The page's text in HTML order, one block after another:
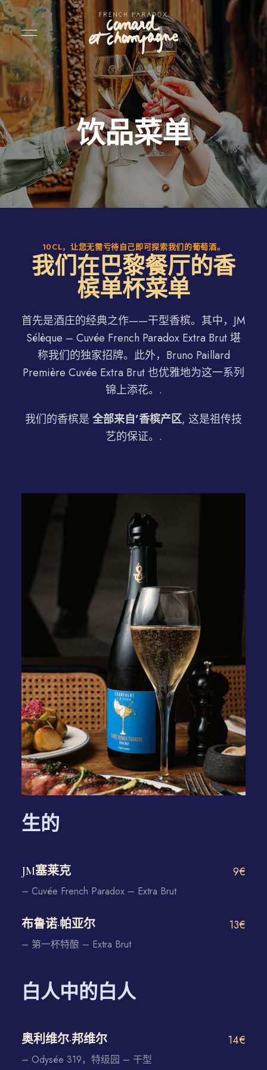
饮品菜单
10CL，让您无需亏待自己即可探索我们的葡萄酒。
我们在巴黎餐厅的香
槟单杯菜单
首先是酒庄的经典之作——干型香槟。其中，JM
Sélèque – Cuvée French Paradox Extra Brut 堪
称我们的独家招牌。此外，Bruno Paillard
Première Cuvée Extra Brut 也优雅地为这一系列
锦上添花。.
我们的香槟是全部来自’香槟产区, 这是祖传技
艺的保证。.
生的
JM塞莱克 9€
– Cuvée French Paradox – Extra Brut
布鲁诺·帕亚尔 13€
– 第一杯特酿 – Extra Brut
白人中的白人
奥利维尔·邦维尔 14€
– Odysée 319，特级园 – 干型